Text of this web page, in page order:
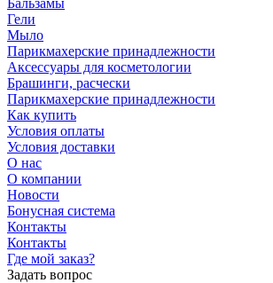
Бальзамы
Гели
Мыло
Парикмахерские принадлежности
Аксессуары для косметологии
Брашинги, расчески
Парикмахерские принадлежности
Как купить
Условия оплаты
Условия доставки
О нас
О компании
Новости
Бонусная система
Контакты
Контакты
Где мой заказ?
Задать вопрос